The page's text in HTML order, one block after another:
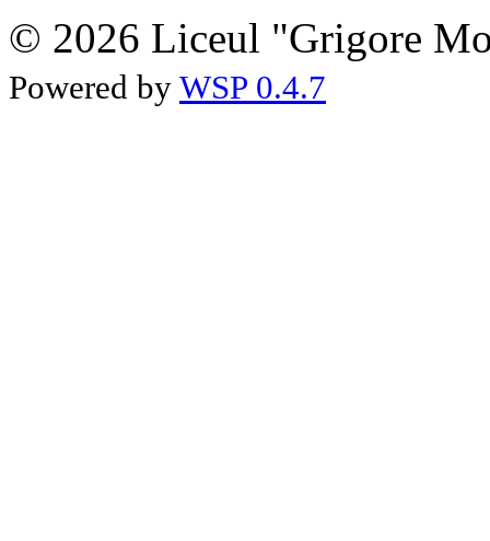
© 2026 Liceul "Grigore
Powered by WSP 0.4.7